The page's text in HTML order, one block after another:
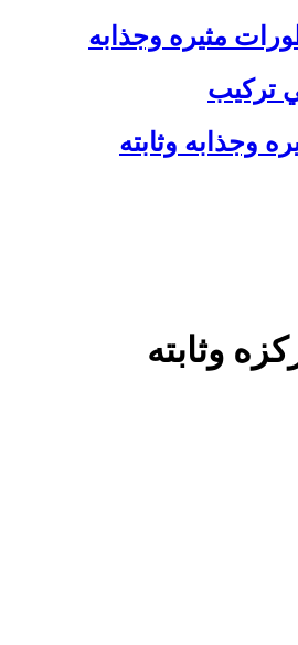
مثيره وجذابه
تركيب
وجذابه وثابته
وثابته